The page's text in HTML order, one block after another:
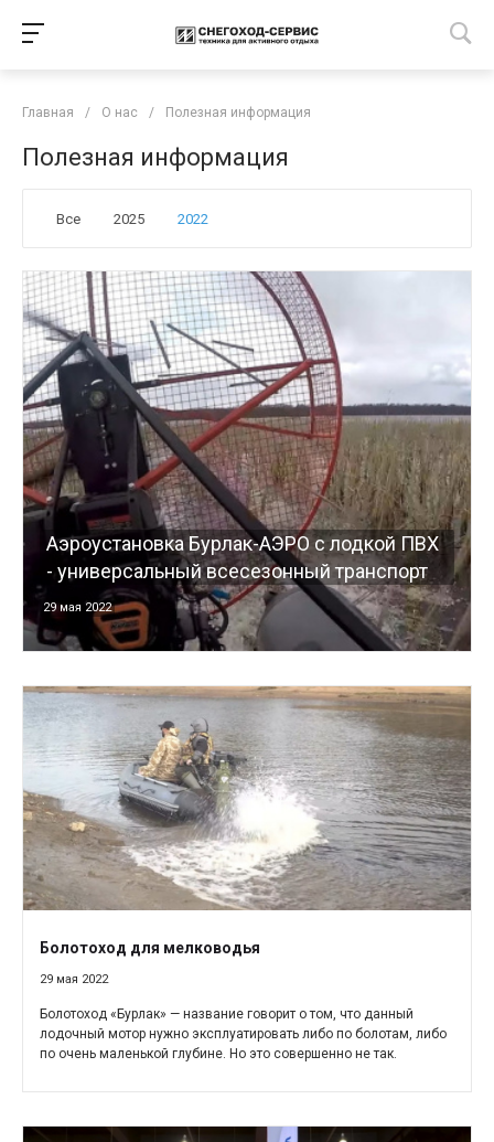
Главная / О нас / Полезная информация
Полезная информация
Все 2025 2022
Аэроустановка Бурлак-АЭРО с лодкой ПВХ
- универсальный всесезонный транспорт
29 мая 2022
Болотоход для мелководья
29 мая 2022
Болотоход «Бурлак» — название говорит о том, что данный
лодочный мотор нужно эксплуатировать либо по болотам, либо
по очень маленькой глубине. Но это совершенно не так.